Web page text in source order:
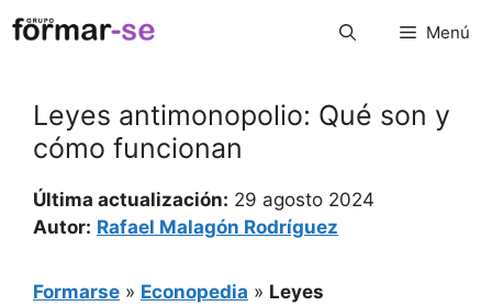
Saltar
al
Menú
Leyes antimonopolio: Qué son y
cómo funcionan
Última actualización: 29 agosto 2024
Autor: Rafael Malagón Rodríguez
Formarse » Econopedia » Leyes